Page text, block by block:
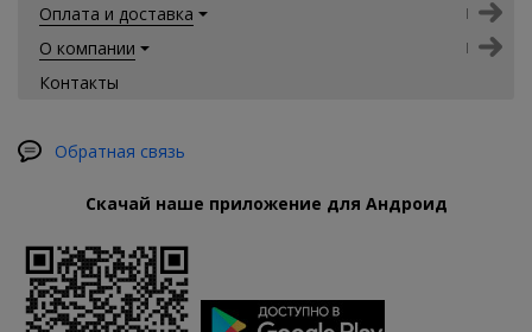
Оплата и доставка
О компании
Контакты
Обратная связь
Скачай наше приложение для Андроид